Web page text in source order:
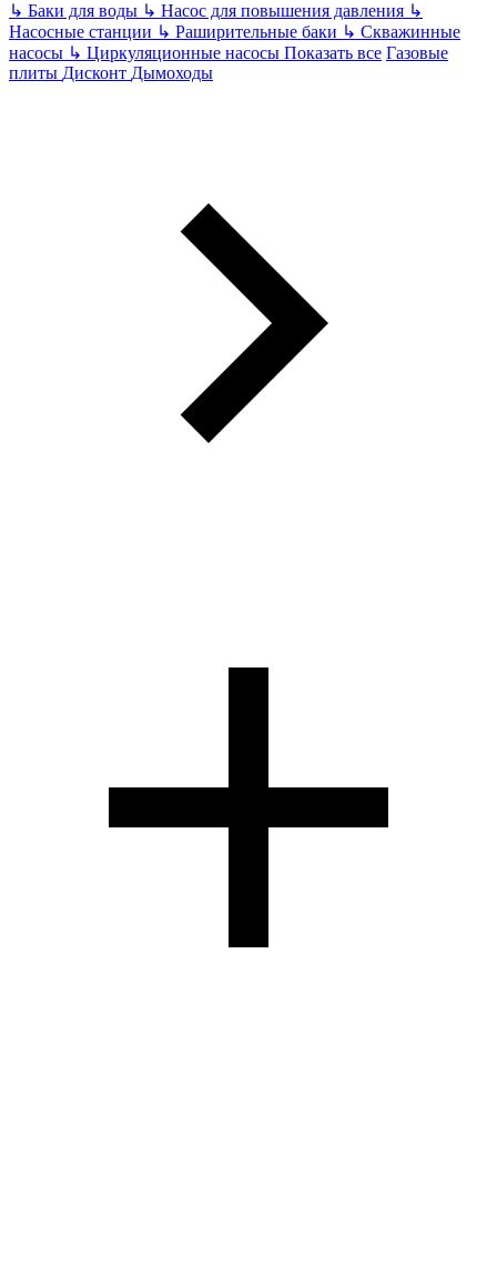
↳ Баки для воды ↳ Насос для повышения давления ↳
Насосные станции ↳ Раширительные баки ↳ Скважинные
насосы ↳ Циркуляционные насосы Показать все Газовые
плиты Дисконт Дымоходы